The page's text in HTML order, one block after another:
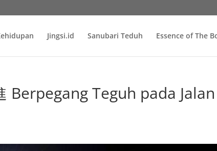
Jingsi.id Sanubari Teduh Essence of The
Berpegang Teguh pada Jalan